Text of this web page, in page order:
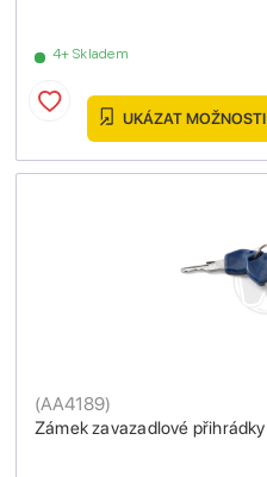
4+ Skladem
UKÁZAT MOŽNOSTI
Zámek zavazadlové přihrádky
(AA4189)